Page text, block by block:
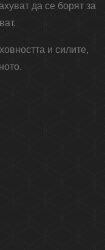
да се борят за
и силите,